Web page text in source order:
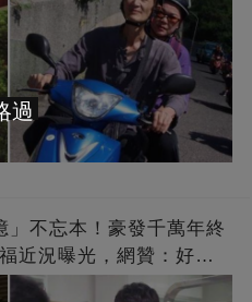
」不忘本！豪發千萬年終
近況曝光，網贊：好老
過